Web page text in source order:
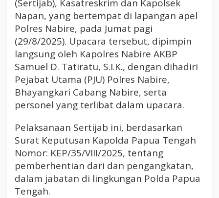
a
K
a
s
a
t
r
e
s
r
m
d
n
(Sertijab), Kasatreskrim dan Kapolsek
Napan, yang bertempat di lapangan apel
Polres Nabire, pada Jumat pagi
(29/8/2025). Upacara tersebut, dipimpin
langsung oleh Kapolres Nabire AKBP
Samuel D. Tatiratu, S.I.K., dengan dihadiri
Pejabat Utama (PJU) Polres Nabire,
Bhayangkari Cabang Nabire, serta
personel yang terlibat dalam upacara.
Pelaksanaan Sertijab ini, berdasarkan
Surat Keputusan Kapolda Papua Tengah
Nomor: KEP/35/VIII/2025, tentang
pemberhentian dari dan pengangkatan,
dalam jabatan di lingkungan Polda Papua
Tengah.